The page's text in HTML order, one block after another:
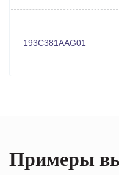
193C381AAG01
Примеры